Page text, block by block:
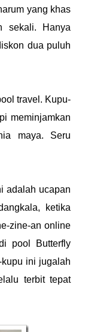
yang khas
sekali. Hanya
dua puluh
travel. Kupu-
meminjamkan
maya. Seru
adalah ucapan
ketika
zine-an online
pool Butterfly
ini jugalah
terbit tepat